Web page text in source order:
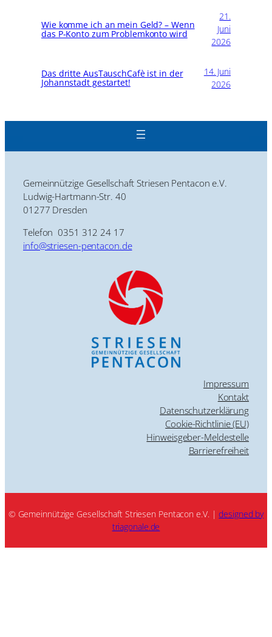
Wie komme ich an mein Geld? – Wenn
das P-Konto zum Problemkonto wird
21.
Juni
2026
Das dritte AusTauschCafè ist in der
Johannstadt gestartet!
14. Juni
2026
Gemeinnützige Gesellschaft Striesen Pentacon e.V.
Ludwig-Hartmann-Str. 40
01277 Dresden
Telefon 0351 312 24 17
info@striesen-pentacon.de
Impressum
Kontakt
Datenschutzerklärung
Cookie-Richtlinie (EU)
Hinweisgeber-Meldestelle
Barrierefreiheit
© Gemeinnützige Gesellschaft Striesen Pentacon e.V. |designed by
triagonale.de